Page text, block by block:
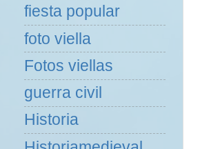
fiesta popular
foto viella
Fotos viellas
guerra civil
Historia